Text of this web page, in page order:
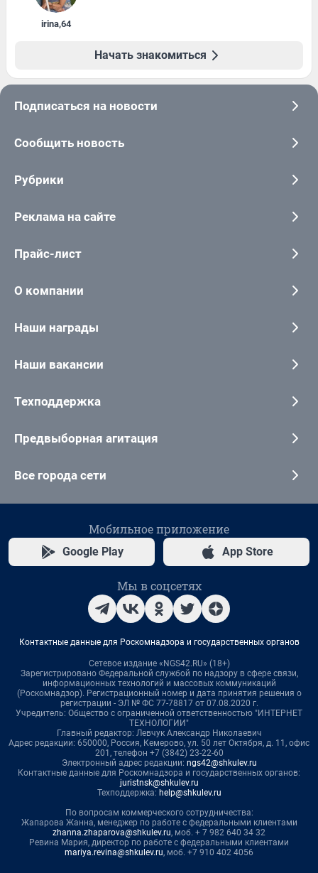
irina,64
Начать знакомиться
Подписаться на новости
Сообщить новость
Рубрики
Реклама на сайте
Прайс-лист
О компании
Наши награды
Наши вакансии
Техподдержка
Предвыборная агитация
Все города сети
Мобильное приложение
Google Play App Store
Мы в соцсетях
Контактные данные для Роскомнадзора и государственных органов
Сетевое издание «NGS42.RU» (18+)
Зарегистрировано Федеральной службой по надзору в сфере связи,
информационных технологий и массовых коммуникаций
(Роскомнадзор). Регистрационный номер и дата принятия решения о
регистрации - ЭЛ № ФС 77-78817 от 07.08.2020 г.
Учредитель: Общество с ограниченной ответственностью "ИНТЕРНЕТ
ТЕХНОЛОГИИ"
Главный редактор: Левчук Александр Николаевич
Адрес редакции: 650000, Россия, Кемерово, ул. 50 лет Октября, д. 11, офис
201, телефон +7 (3842) 23-22-60
Электронный адрес редакции: ngs42@shkulev.ru
Контактные данные для Роскомнадзора и государственных органов:
juristnsk@shkulev.ru
Техподдержка: help@shkulev.ru
По вопросам коммерческого сотрудничества:
Жапарова Жанна, менеджер по работе с федеральными клиентами
zhanna.zhaparova@shkulev.ru, моб. + 7 982 640 34 32
Ревина Мария, директор по работе с федеральными клиентами
mariya.revina@shkulev.ru, моб. +7 910 402 4056